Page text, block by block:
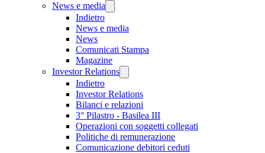
News e media
Indietro
News e media
News
Comunicati Stampa
Magazine
Investor Relations
Indietro
Investor Relations
Bilanci e relazioni
3° Pilastro - Basilea III
Operazioni con soggetti collegati
Politiche di remunerazione
Comunicazione debitori ceduti